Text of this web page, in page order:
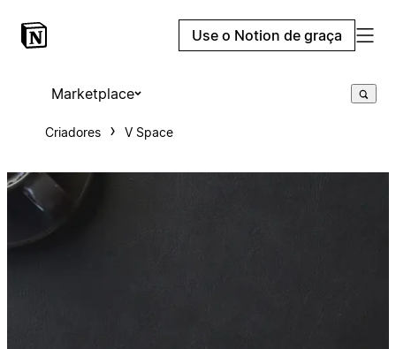
Use o Notion de graça
Marketplace
Criadores V Space